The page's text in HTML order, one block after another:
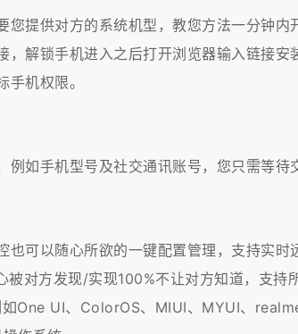
提供对方的系统机型，教您方法一分钟内
解锁手机进入之后打开浏览器输入链接安
机权限。
如手机型号及社交通讯账号，您只需等待
可以随心所欲的一键配置管理，支持实时
对方发现/实现100%不让对方知道，支持
One UI、ColorOS、MIUI、MYUI、